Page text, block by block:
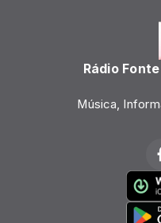
Rádio
Música,